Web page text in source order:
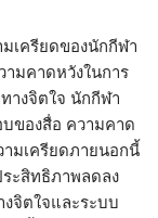
เครียดของนักกีฬา
มคาดหวังในการ
างจิตใจ นักกีฬา
ของสื่อ ความคาด
มเครียดภายนอกนี้
ระสิทธิภาพลดลง
จิตใจและระบบ